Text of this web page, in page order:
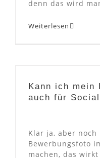
denn das wird
Weiterlesen
Kann ich mein
auch für
Klar ja, aber
Bewerbungsfoto
machen, das